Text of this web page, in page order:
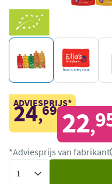
ADVIESPRIJS*
24,69 22,
*Adviesprijs van fabrikant